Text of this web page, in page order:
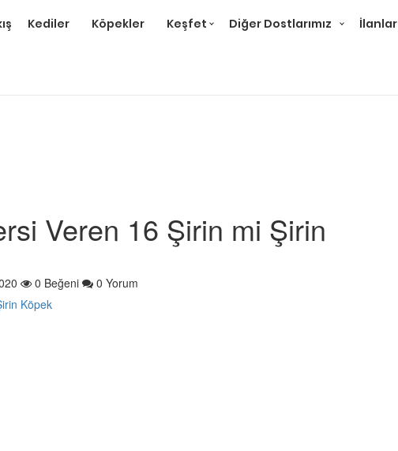
Kediler Köpekler Keşfet Diğer Dostlarımız İlanlar
Veren 16 Şirin mi Şirin
0 Beğeni 0 Yorum
ve Yaşam